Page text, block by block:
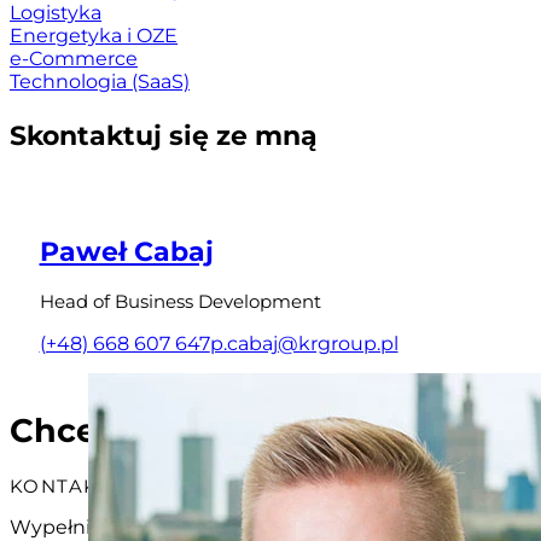
Logistyka
Energetyka i OZE
e-Commerce
Technologia (SaaS)
Skontaktuj się ze mną
Paweł Cabaj
Head of Business Development
(+48) 668 607 647p.cabaj@krgroup.pl
Chcesz wycenić wybraną
KONTAKT
Wypełnij formularz, a my sporządzimy wstępną ofertę.